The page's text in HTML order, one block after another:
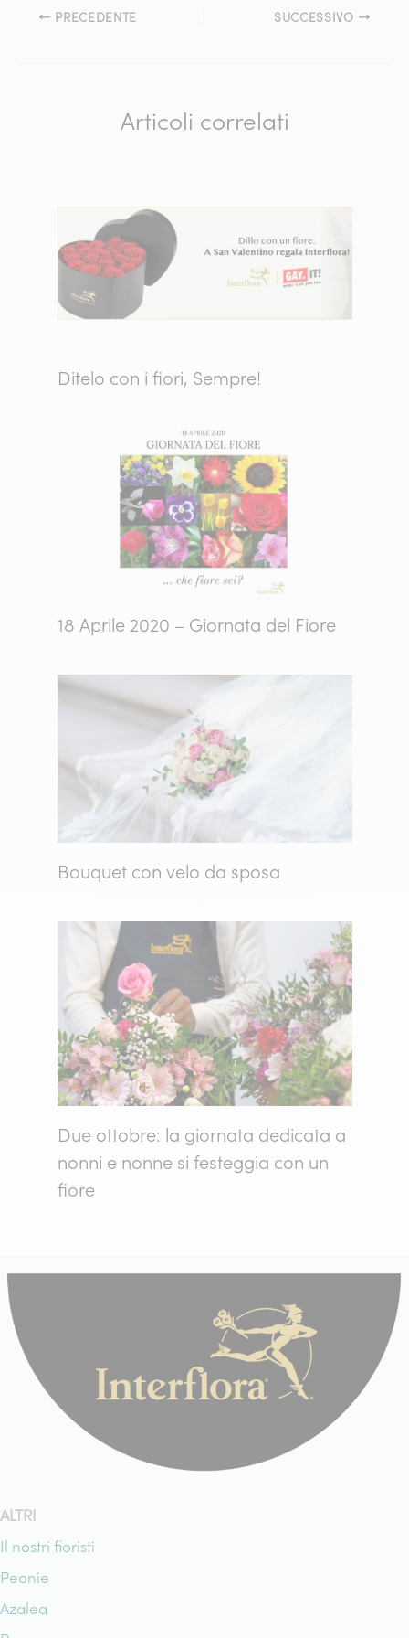
PRECEDENTE SUCCESSIVO
Articoli correlati
Ditelo con i fiori, Sempre!
18 Aprile 2020 – Giornata del Fiore
Bouquet con velo da sposa
Due ottobre: la giornata dedicata a
nonni e nonne si festeggia con un
fiore
ALTRI
Il nostri fioristi
Peonie
Azalea